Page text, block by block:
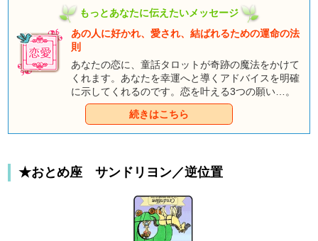
もっとあなたに伝えたいメッセージ
あの人に好かれ、愛され、結ばれるための運命の法
則
あなたの恋に、童話タロットが奇跡の魔法をかけて
くれます。あなたを幸運へと導くアドバイスを明確
に示してくれるのです。恋を叶える3つの願い…。
好かれ、愛され、結ばれる魔法を、カードの力で呼
び寄せましょう。続きはこちら
★おとめ座 サンドリヨン／逆位置